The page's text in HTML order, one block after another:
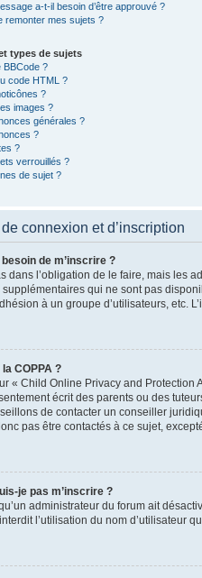
a-t-il besoin d’être approuvé ?
remonter mes sujets ?
types de sujets
BBCode ?
code HTML ?
?
images ?
générales ?
?
?
verrouillés ?
de sujet ?
connexion et d’inscription
de m’inscrire ?
dans l’obligation de le faire, mais les
qui ne sont pas
à un groupe d’utilisateurs, etc.
COPPA ?
« Child Online Privacy and
écrit des parents ou des
de contacter un conseiller
pas être contactés à ce sujet,
je pas m’inscrire ?
qu’un administrateur du forum ait
l’utilisation du nom d’utilisateur